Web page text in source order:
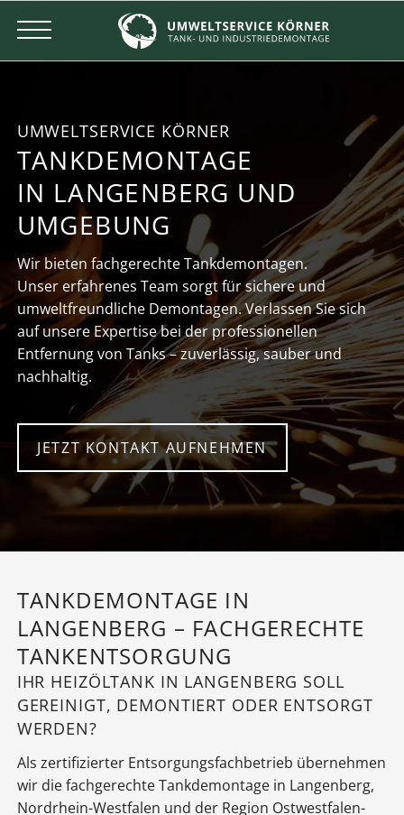
UMWELTSERVICE KÖRNER
TANKDEMONTAGE
IN LANGENBERG UND
UMGEBUNG
Wir bieten fachgerechte Tankdemontagen.
Unser erfahrenes Team sorgt für sichere und
umweltfreundliche Demontagen. Verlassen Sie sich
auf unsere Expertise bei der professionellen
Entfernung von Tanks – zuverlässig, sauber und
nachhaltig.
JETZT KONTAKT AUFNEHMEN
TANKDEMONTAGE IN
LANGENBERG – FACHGERECHTE
TANKENTSORGUNG
IHR HEIZÖLTANK IN LANGENBERG SOLL
GEREINIGT, DEMONTIERT ODER ENTSORGT
WERDEN?
Als zertifizierter Entsorgungsfachbetrieb übernehmen
wir die fachgerechte Tankdemontage in Langenberg,
Nordrhein-Westfalen und der Region Ostwestfalen-